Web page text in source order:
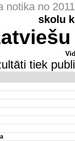
notika no
skolu
tiek